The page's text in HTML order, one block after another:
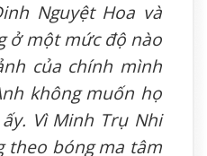
Nguyệt Hoa và
ở một mức độ nào
của chính mình
không muốn họ
Vì Minh Trụ Nhi
theo bóng ma tâm